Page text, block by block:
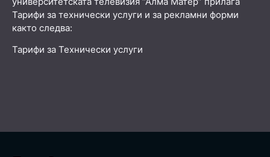
Тарифи за технически услуги и за рекламни форми
както следва:
Тарифи за Технически услуги